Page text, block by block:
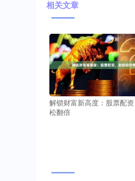
相关文章
解锁财富新高度：股票配
松翻倍